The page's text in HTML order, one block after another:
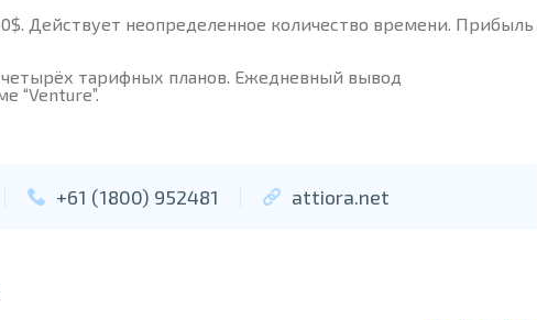
Действует неопределенное количество времени. Прибыль
тарифных планов. Ежедневный вывод
“Venture”.
+61 (1800) 952481 attiora.net